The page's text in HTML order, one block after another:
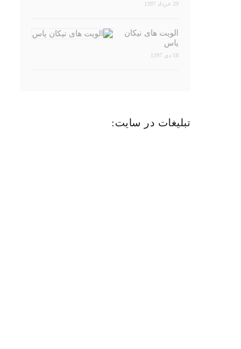
29 خرداد 1397
الویت های نیکان
یاس
18 دی 1397
تبلیغات در سایت: